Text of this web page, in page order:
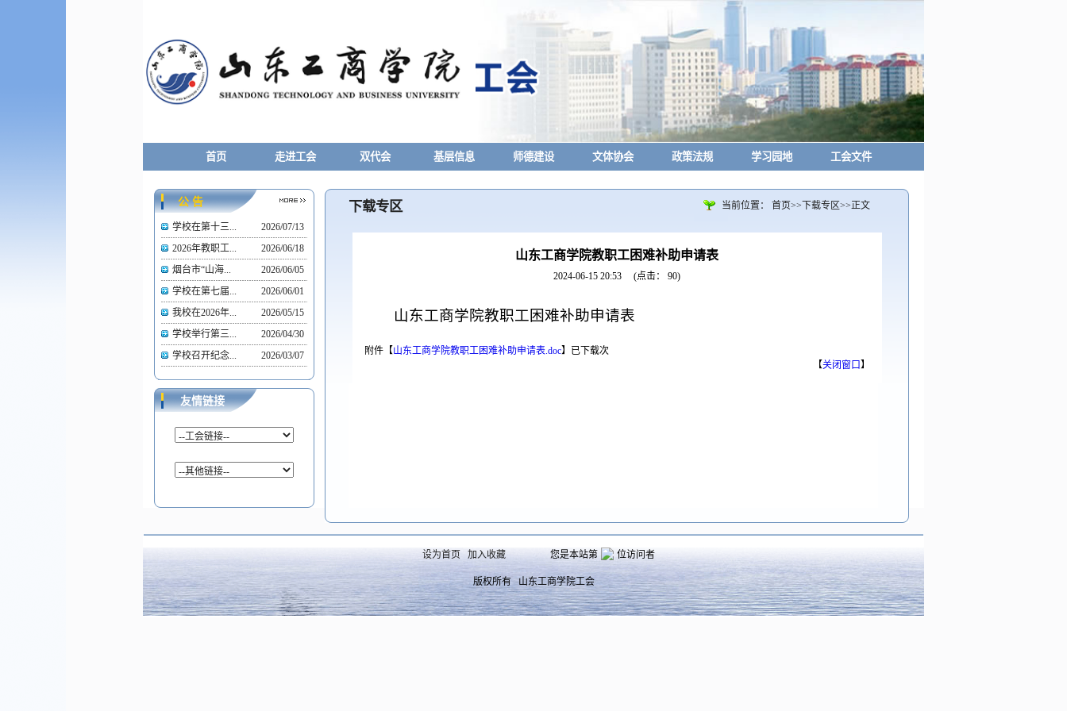
首页 走进工会 双代会 基层信息 师德建设 文体协会 政策法规 学习园地 工会文件
公 告
学校在第十三...
2026/07/13
2026年教职工...
2026/06/18
烟台市“山海...
2026/06/05
学校在第七届...
2026/06/01
我校在2026年...
2026/05/15
学校举行第三...
2026/04/30
学校召开纪念...
2026/03/07
友情链接
下载专区 当前位置： 首页>> 下载专区>>正文
山东工商学院教职工困难补助申请表
2024-06-15 20:53 (点击： 90)
山东工商学院教职工困难补助申请表
附件【山东工商学院教职工困难补助申请表.doc】 已下载次
【关闭窗口】
设为首页 加入收藏 您是本站第 位访问者
版权所有 山东工商学院工会